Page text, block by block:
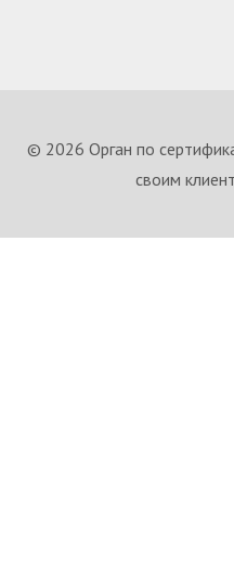
© 2026 Орган по
своим